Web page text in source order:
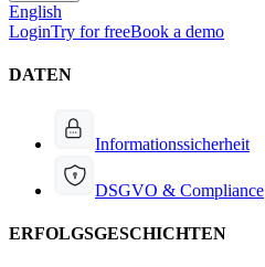
English
LoginTry for freeBook a demo
DATEN
Informationssicherheit
DSGVO & Compliance
ERFOLGSGESCHICHTEN